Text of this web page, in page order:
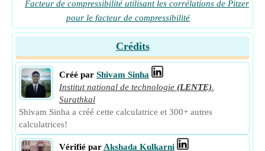
Facteur de compressibilité utilisant les corrélations de Pitzer
pour le facteur de compressibilité
Crédits
Créé par Shivam Sinha
Institut national de technologie (LENTE)
Surathkal
Shivam Sinha a créé cette calculatrice et 300+ autres
calculatrices!
Vérifié par Akshada Kulkarni